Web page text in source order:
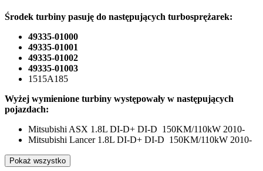
Środek turbiny pasuję do następujących turbosprężarek:
49335-01000
49335-01001
49335-01002
49335-01003
1515A185
Wyżej wymienione turbiny występowały w następujących
pojazdach:
Mitsubishi ASX 1.8L DI-D+ DI-D 150KM/110kW 2010-
Mitsubishi Lancer 1.8L DI-D+ DI-D 150KM/110kW 2010-
Pokaż wszystko